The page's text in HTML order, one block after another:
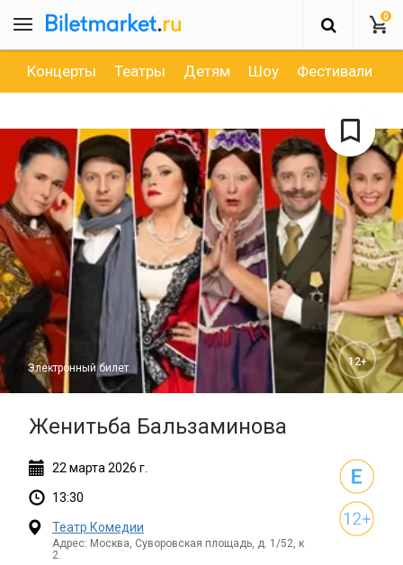
0
Концерты Театры Детям Шоу Фестивали
Женитьба Бальзаминова
Электронный билет 12+
22 марта 2026 г.
13:30
Театр Комедии
Адрес: Москва, Суворовская площадь, д. 1/52, к
2.